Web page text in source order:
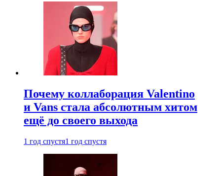
Почему коллаборация Valentino
и Vans стала абсолютным хитом
ещё до своего выхода
1 год спустя1 год спустя